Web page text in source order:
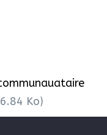
Ko)